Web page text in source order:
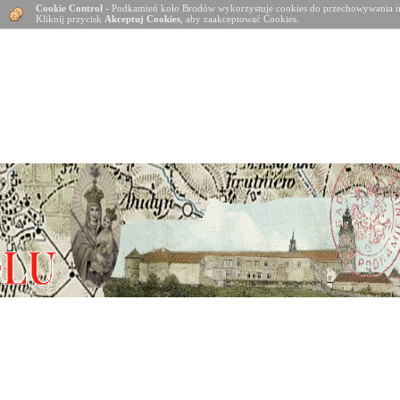
Cookie Control - Podkamień koło Brodów wykorzystuje cookies do
Kliknij przycisk Akceptuj Cookies , aby zaakceptować Cookies.